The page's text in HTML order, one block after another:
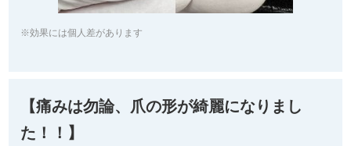
※効果には個人差があります
【痛みは勿論、爪の形が綺麗になりまし
た！！】